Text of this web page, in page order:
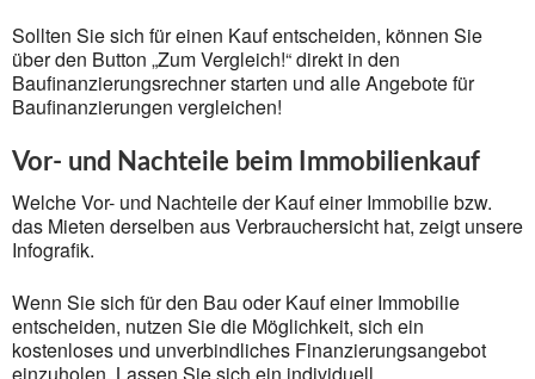
Sollten Sie sich für einen Kauf entscheiden, können Sie
über den Button „Zum Vergleich!“ direkt in den
Baufinanzierungsrechner starten und alle Angebote für
Baufinanzierungen vergleichen!
Vor- und Nachteile beim Immobilienkauf
Welche Vor- und Nachteile der Kauf einer Immobilie bzw.
das Mieten derselben aus Verbrauchersicht hat, zeigt unsere
Infografik.
Wenn Sie sich für den Bau oder Kauf einer Immobilie
entscheiden, nutzen Sie die Möglichkeit, sich ein
kostenloses und unverbindliches Finanzierungsangebot